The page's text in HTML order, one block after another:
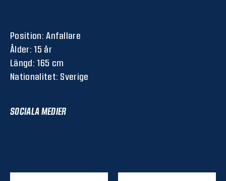
Position: Anfallare
Ålder: 15 år
Längd: 165 cm
Nationalitet: Sverige
SOCIALA MEDIER